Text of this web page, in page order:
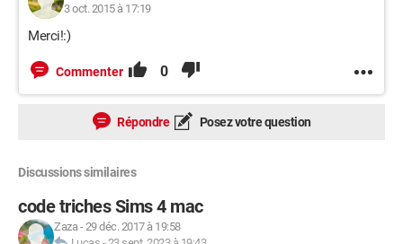
3 oct. 2015 à 17:19
Merci!:)
Commenter 0
Répondre Posez votre question
Discussions similaires
code triches Sims 4 mac
Zaza-29 déc. 2017 à 19:58